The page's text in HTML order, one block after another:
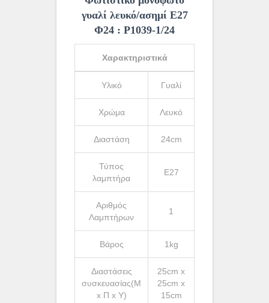
γυαλί λευκό/ασημί Ε27
Φ24 : Ρ1039-1/24
Χαρακτηριστικά
Υλικό Γυαλί
Χρώμα Λευκό
Διαστάση 24cm
Τύπος
λαμπτήρα
Ε27
Αριθμός
Λαμπτήρων
1
Βάρος 1kg
Διαστάσεις
συσκευασίας(Μ
x Π x Υ)
25cm x
25cm x
15cm